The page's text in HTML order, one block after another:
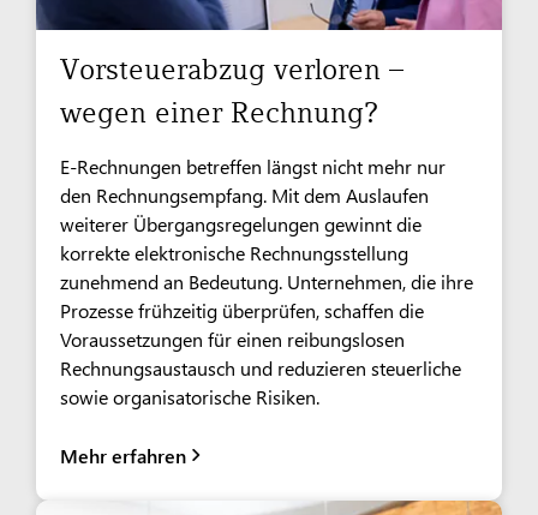
Vorsteuerabzug verloren –
wegen einer Rechnung?
E-Rechnungen betreffen längst nicht mehr nur
den Rechnungsempfang. Mit dem Auslaufen
weiterer Übergangsregelungen gewinnt die
korrekte elektronische Rechnungsstellung
zunehmend an Bedeutung. Unternehmen, die ihre
Prozesse frühzeitig überprüfen, schaffen die
Voraussetzungen für einen reibungslosen
Rechnungsaustausch und reduzieren steuerliche
sowie organisatorische Risiken.
Mehr erfahren